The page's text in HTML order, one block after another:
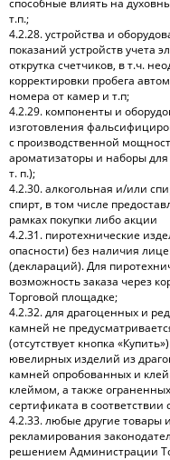
способные влиять на
т.п.;
4.2.28. устройства и
показаний устройств учета
открутка счетчиков, в т.ч.
корректировки пробега
номера от камер и т.п;
4.2.29. компоненты и
изготовления
с производственной
ароматизаторы и наборы
т. п.);
4.2.30. алкогольная и/или
спирт, в том числе
рамках покупки либо акции
4.2.31. пиротехнические
опасности) без наличия
(деклараций). Для
возможность заказа через
Торговой площадке;
4.2.32. для драгоценных и
камней не
(отсутствует кнопка
ювелирных изделий из
камней опробованных и
клеймом, а также
сертификата в соответствии
4.2.33. любые другие товары
рекламирования
решением Администрации